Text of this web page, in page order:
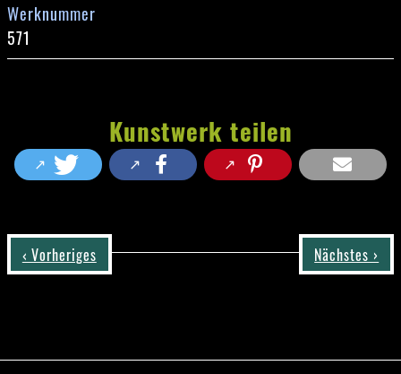
Werknummer
571
Kunstwerk teilen
‹ Vorheriges Nächstes ›